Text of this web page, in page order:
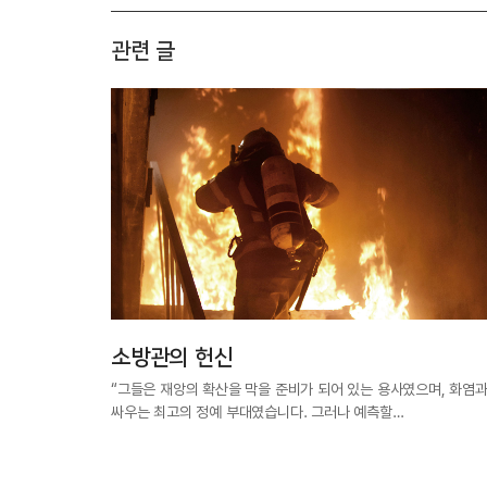
관련 글
소방관의 헌신
“그들은 재앙의 확산을 막을 준비가 되어 있는 용사였으며, 화염과
싸우는 최고의 정예 부대였습니다. 그러나 예측할…